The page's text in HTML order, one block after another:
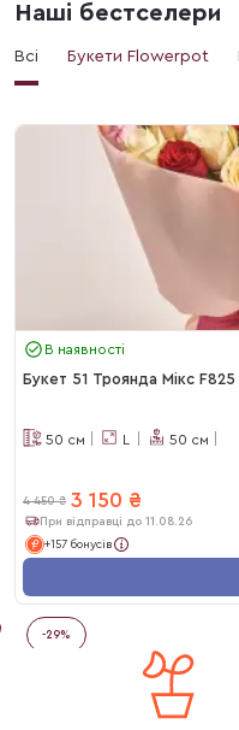
Наші бестселери
Всі Букети Flowerpot
В наявності
Букет 51 Троянда Мікс F825
50 см L 50 см
4 450 ₴ 3 150 ₴
При відправці до 11.08.26
+157 бонусів
-29%